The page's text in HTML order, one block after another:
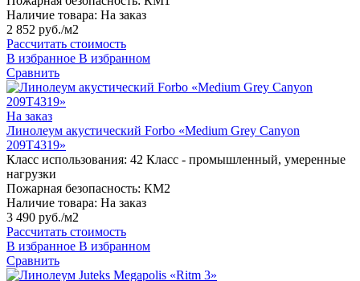
Наличие товара: На заказ
2 852 руб./м2
Рассчитать стоимость
В избранное В избранном
Сравнить
На заказ
Линолеум акустический Forbo «Medium Grey Canyon
209T4319»
Класс использования: 42 Класс - промышленный, умеренные
нагрузки
Пожарная безопасность: КМ2
Наличие товара: На заказ
3 490 руб./м2
Рассчитать стоимость
В избранное В избранном
Сравнить